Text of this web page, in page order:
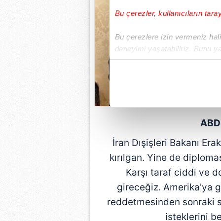
Bu çerezler, kullanıcıların
Bu çerezlere izin vermeniz
deneyimi yaşatabiliriz. Bunu
içerikleri sunabilmek adına
Her halükârda, kullanıcılar,
Sizlere daha iyi bir hizmet
amacıyla kullanılmaktadır.
reklam/pazarlama faaliyetlerinin
Çerezlere ilişkin tercihlerinizi
butonuna tıklayabilir,Çerez
6698 sayılı Kişisel Verilerin
İran Dışişleri Bakanı
kırılgan. Yine de
Karşı taraf ciddi ve
gireceğiz. Amerika'ya
reddetmesinden sonraki
isteklerini